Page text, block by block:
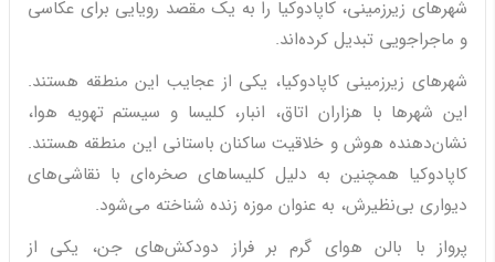
شهرهای زیرزمینی، کاپادوکیا را به یک مقصد رویایی برای عکاسی
و ماجراجویی تبدیل کرده‌اند.
شهرهای زیرزمینی کاپادوکیا، یکی از عجایب این منطقه هستند.
این شهرها با هزاران اتاق، انبار، کلیسا و سیستم تهویه هوا،
نشان‌دهنده هوش و خلاقیت ساکنان باستانی این منطقه هستند.
کاپادوکیا همچنین به دلیل کلیساهای صخره‌ای با نقاشی‌های
دیواری بی‌نظیرش، به عنوان موزه زنده شناخته می‌شود.
پرواز با بالن هوای گرم بر فراز دودکش‌های جن، یکی از